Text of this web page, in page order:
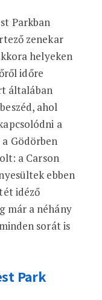
Parkban
zenekar
helyeken
időre
általában
ahol
a
Gödörben
a Carson
ebben
idéző
már a néhány
sorát is
Park